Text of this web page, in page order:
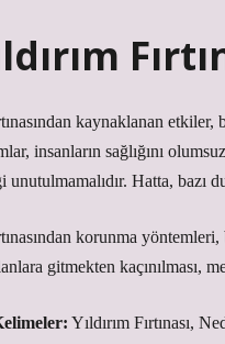
kaynaklanan
insanların sağlığını
unutulmamalıdır. Hatta, bazı
korunma
gitmekten kaçınılması,
Yıldırım Fırtınası,